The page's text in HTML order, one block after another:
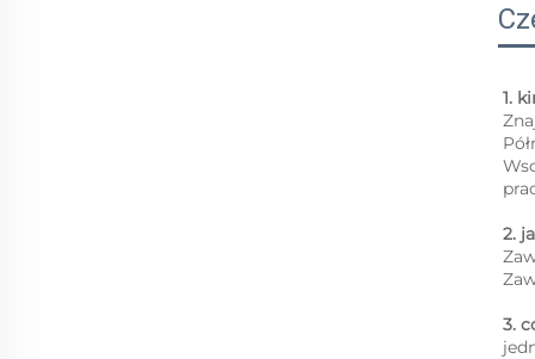
1.
2.
3.